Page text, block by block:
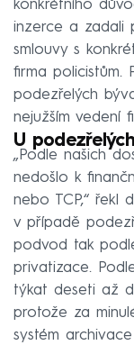
konkrétního
inzerce a zadali
smlouvy s
firma policistům.
podezřelých
nejužším vedení
U
„Podle našich
nedošlo k
nebo TCP,“ řekl
v případě
podvod tak
privatizace.
týkat deseti až
protože za
systém